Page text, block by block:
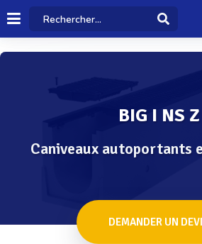
BIG I NS Z
Caniveaux autoportants
DEMANDER UN